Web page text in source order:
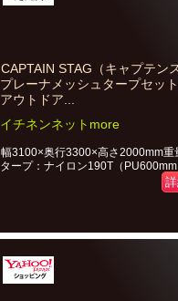
CAPTAIN STAG（キャプテン
プレーナメッシュタープセッ
アウトドア...
イチネンネットmore
幅3100×奥行3300×高さ2000mm重
タープ：ナイロン190T（